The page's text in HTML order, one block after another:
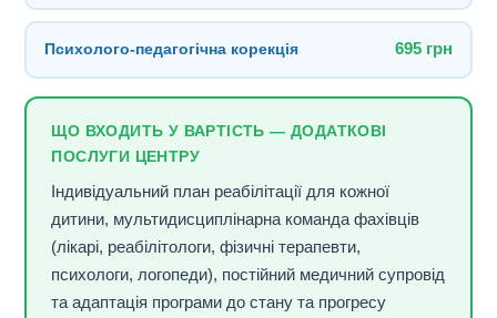
Психолого-педагогічна корекція 695 грн
ЩО ВХОДИТЬ У ВАРТІСТЬ — ДОДАТКОВІ
ПОСЛУГИ ЦЕНТРУ
Індивідуальний план реабілітації для кожної
дитини, мультидисциплінарна команда фахівців
(лікарі, реабілітологи, фізичні терапевти,
психологи, логопеди), постійний медичний супровід
та адаптація програми до стану та прогресу